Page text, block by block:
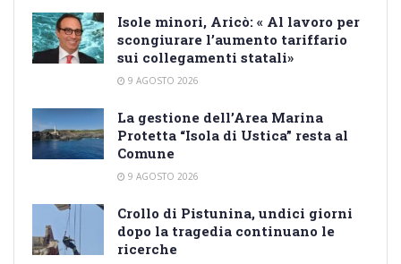
Isole minori, Aricò: « Al lavoro per
scongiurare l’aumento tariffario
sui collegamenti statali»
9 AGOSTO 2026
La gestione dell’Area Marina
Protetta “Isola di Ustica” resta al
Comune
9 AGOSTO 2026
Crollo di Pistunina, undici giorni
dopo la tragedia continuano le
ricerche